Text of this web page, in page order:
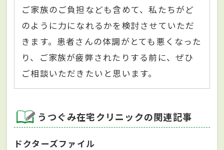
ご家族のご負担なども含めて、私たちがど
のように力になれるかを検討させていただ
きます。患者さんの体調がとても悪くなった
り、ご家族が疲弊されたりする前に、ぜひ
ご相談いただきたいと思います。
うつぐみ在宅クリニックの関連記事
ドクターズファイル